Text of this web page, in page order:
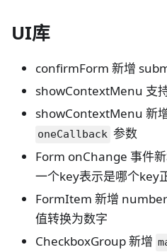
UI库
confirmForm 新增
showContextMenu 支
showContextMenu 新
oneCallback 参数
Form onChange 事件
一个key表示是哪个key
FormItem 新增
值转换为数字
CheckboxGroup 新增